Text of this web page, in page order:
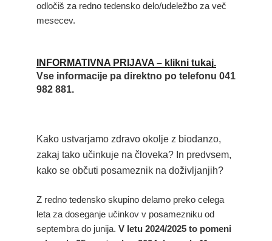
odločiš za redno tedensko delo/udeležbo za več
mesecev.
INFORMATIVNA PRIJAVA – klikni tukaj.
Vse informacije pa direktno po telefonu 041
982 881.
Kako ustvarjamo zdravo okolje z biodanzo,
zakaj tako učinkuje na človeka? In predvsem,
kako se občuti posameznik na doživljanjih?
Z redno tedensko skupino delamo preko celega
leta za doseganje učinkov v posamezniku od
septembra do junija. V letu 2024/2025 to pomeni